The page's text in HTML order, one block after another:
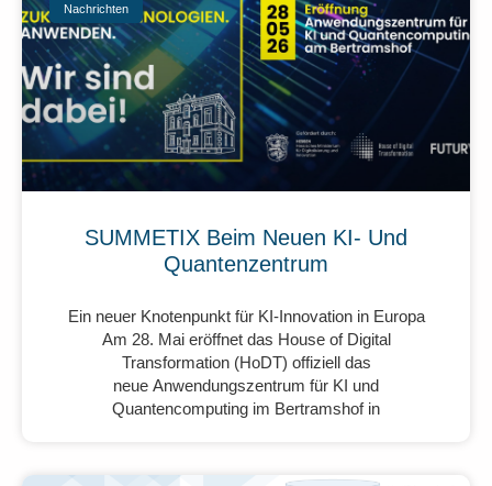
Nachrichten
SUMMETIX Beim Neuen KI- Und
Quantenzentrum
Ein neuer Knotenpunkt für KI-Innovation in Europa
Am 28. Mai eröffnet das House of Digital
Transformation (HoDT) offiziell das
neue Anwendungszentrum für KI und
Quantencomputing im Bertramshof in